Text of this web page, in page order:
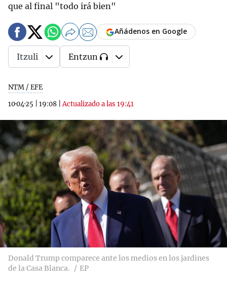
que al final "todo irá bien"
NTM / EFE
10·04·25
19:08 |Actualizado a las 19:41
Añádenos en Google
Itzuli Entzun
Donald Trump comparece ante los medios en los jardines
de la Casa Blanca.
EP